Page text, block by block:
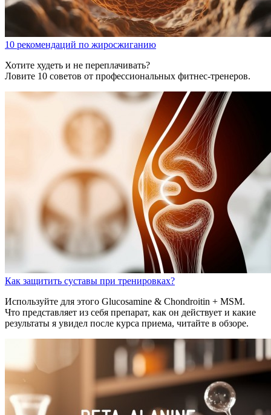
10 рекомендаций по жиросжиганию
Хотите худеть и не переплачивать?
Ловите 10 советов от профессиональных фитнес-тренеров.
Как защитить суставы при тренировках?
Используйте для этого Glucosamine & Chondroitin + MSM.
Что представляет из себя препарат, как он действует и какие
результаты я увидел после курса приема, читайте в обзоре.